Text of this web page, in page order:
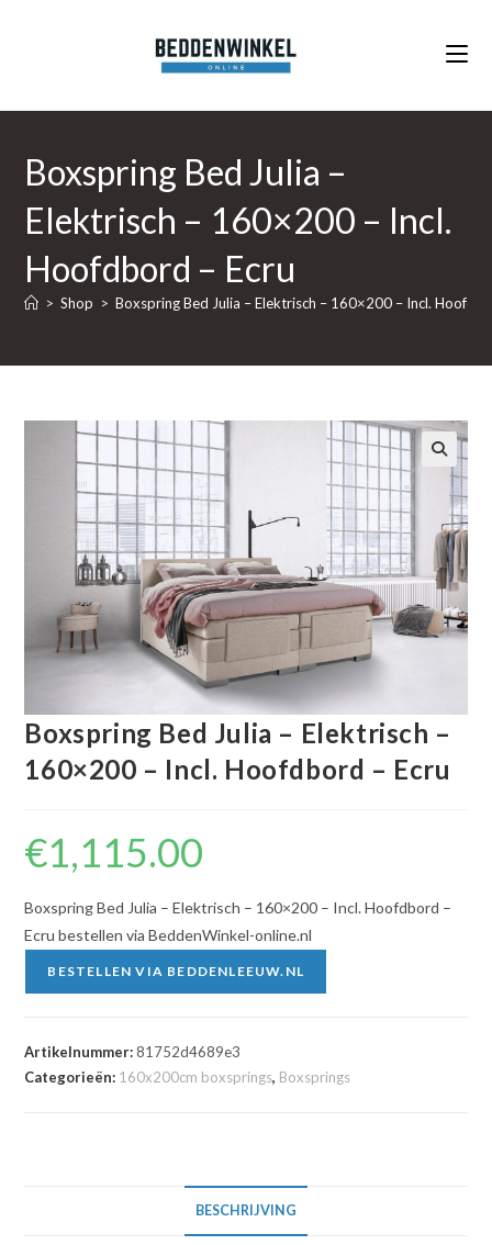
Boxspring Bed Julia –
Elektrisch – 160×200 – Incl.
Hoofdbord – Ecru
> Shop > Boxspring Bed Julia – Elektrisch – 160×200 – Incl.
Boxspring Bed Julia – Elektrisch –
160×200 – Incl. Hoofdbord – Ecru
€1,115.00
Boxspring Bed Julia – Elektrisch – 160×200 – Incl. Hoofdbord –
Ecru bestellen via BeddenWinkel-online.nl
BESTELLEN VIA BEDDENLEEUW.NL
Artikelnummer:81752d4689e3
Categorieën: 160x200cm boxsprings, Boxsprings
BESCHRIJVING